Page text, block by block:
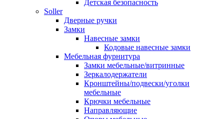
Детская безопасность
Soller
Дверные ручки
Замки
Навесные замки
Кодовые навесные замки
Мебельная фурнитура
Замки мебельные/витринные
Зеркалодержатели
Кронштейны/подвески/уголки
мебельные
Крючки мебельные
Направляющие